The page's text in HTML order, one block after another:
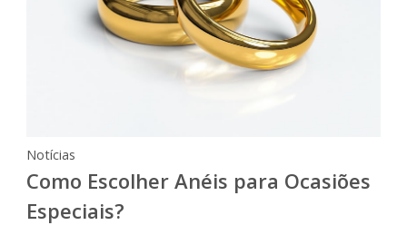
Notícias
Como Escolher Anéis para Ocasiões
Especiais?